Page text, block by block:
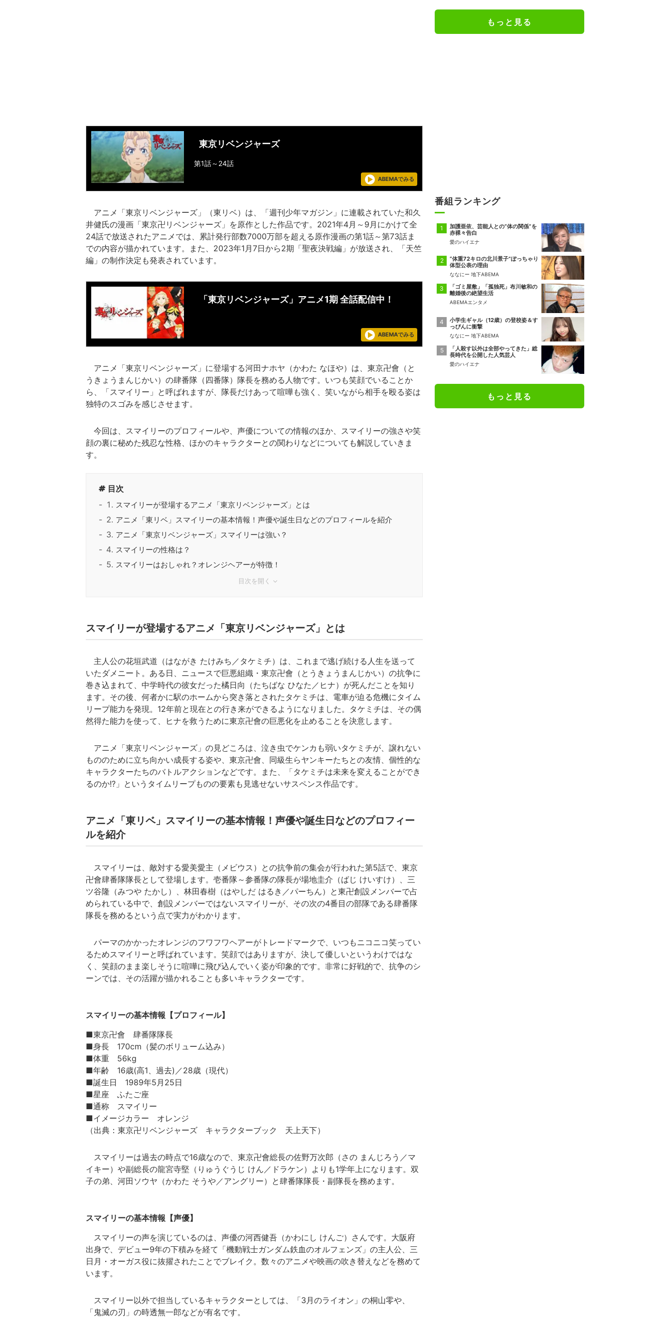
東京リベンジャーズ
第1話～24話
ABEMAでみる
アニメ「東京リベンジャーズ」（東リベ）は、「週刊少年マガジン」に連載されていた和久
井健氏の漫画「東京卍リベンジャーズ」を原作とした作品です。2021年4月～9月にかけて全
24話で放送されたアニメでは、累計発行部数7000万部を超える原作漫画の第1話～第73話ま
での内容が描かれています。また、2023年1月7日から2期「聖夜決戦編」が放送され、「天竺
編」の制作決定も発表されています。
「東京リベンジャーズ」アニメ1期 全話配信中！
ABEMAでみる
アニメ「東京リベンジャーズ」に登場する河田ナホヤ（かわた なほや）は、東京卍會（と
うきょうまんじかい）の肆番隊（四番隊）隊長を務める人物です。いつも笑顔でいることか
ら、「スマイリー」と呼ばれますが、隊長だけあって喧嘩も強く、笑いながら相手を殴る姿は
独特のスゴみを感じさせます。
今回は、スマイリーのプロフィールや、声優についての情報のほか、スマイリーの強さや笑
顔の裏に秘めた残忍な性格、ほかのキャラクターとの関わりなどについても解説していきま
す。
目次
スマイリーが登場するアニメ「東京リベンジャーズ」とは
アニメ「東リベ」スマイリーの基本情報！声優や誕生日などのプロフィールを紹介
アニメ「東京リベンジャーズ」スマイリーは強い？
スマイリーの性格は？
スマイリーはおしゃれ？オレンジヘアーが特徴！
目次を開く
スマイリーが登場するアニメ「東京リベンジャーズ」とは
主人公の花垣武道（はながき たけみち／タケミチ）は、これまで逃げ続ける人生を送って
いたダメニート。ある日、ニュースで巨悪組織・東京卍會（とうきょうまんじかい）の抗争に
巻き込まれて、中学時代の彼女だった橘日向（たちばな ひなた／ヒナ）が死んだことを知り
ます。その後、何者かに駅のホームから突き落とされたタケミチは、電車が迫る危機にタイム
リープ能力を発現。12年前と現在との行き来ができるようになりました。タケミチは、その偶
然得た能力を使って、ヒナを救うために東京卍會の巨悪化を止めることを決意します。
アニメ「東京リベンジャーズ」の見どころは、泣き虫でケンカも弱いタケミチが、譲れない
もののために立ち向かい成長する姿や、東京卍會、同級生らヤンキーたちとの友情、個性的な
キャラクターたちのバトルアクションなどです。また、「タケミチは未来を変えることができ
るのか!?」というタイムリープものの要素も見逃せないサスペンス作品です。
アニメ「東リベ」スマイリーの基本情報！声優や誕生日などのプロフィー
ルを紹介
スマイリーは、敵対する愛美愛主（メビウス）との抗争前の集会が行われた第5話で、東京
卍會肆番隊隊長として登場します。壱番隊～参番隊の隊長が場地圭介（ばじ けいすけ）、三
ツ谷隆（みつや たかし）、林田春樹（はやしだ はるき／パーちん）と東卍創設メンバーで占
められている中で、創設メンバーではないスマイリーが、その次の4番目の部隊である肆番隊
隊長を務めるという点で実力がわかります。
パーマのかかったオレンジのフワフワヘアーがトレードマークで、いつもニコニコ笑ってい
るためスマイリーと呼ばれています。笑顔ではありますが、決して優しいというわけではな
く、笑顔のまま楽しそうに喧嘩に飛び込んでいく姿が印象的です。非常に好戦的で、抗争のシ
ーンでは、その活躍が描かれることも多いキャラクターです。
スマイリーの基本情報【プロフィール】
■東京卍會 肆番隊隊長
■身長 170cm（髪のボリューム込み）
■体重 56kg
■年齢 16歳(高1、過去)／28歳（現代）
■誕生日 1989年5月25日
■星座 ふたご座
■通称 スマイリー
■イメージカラー オレンジ
（出典：東京卍リベンジャーズ キャラクターブック 天上天下）
スマイリーは過去の時点で16歳なので、東京卍會総長の佐野万次郎（さの まんじろう／マ
イキー）や副総長の龍宮寺堅（りゅうぐうじ けん／ドラケン）よりも1学年上になります。双
子の弟、河田ソウヤ（かわた そうや／アングリー）と肆番隊隊長・副隊長を務めます。
スマイリーの基本情報【声優】
スマイリーの声を演じているのは、声優の河西健吾（かわにし けんご）さんです。大阪府
出身で、デビュー9年の下積みを経て「機動戦士ガンダム鉄血のオルフェンズ」の主人公、三
日月・オーガス役に抜擢されたことでブレイク。数々のアニメや映画の吹き替えなどを務めて
います。
スマイリー以外で担当しているキャラクターとしては、「3月のライオン」の桐山零や、
「鬼滅の刃」の時透無一郎などが有名です。
もっと見る
番組ランキング
加護亜依、芸能人との“体の関係”を
赤裸々告白
愛のハイエナ
“体重72キロの北川景子”ぽっちゃり
体型公表の理由
ななにー 地下ABEMA
「ゴミ屋敷」「孤独死」布川敏和の
離婚後の絶望生活
ABEMAエンタメ
小学生ギャル（12歳）の登校姿＆す
っぴんに衝撃
ななにー 地下ABEMA
「人殺す以外は全部やってきた」総
長時代を公開した人気芸人
愛のハイエナ
もっと見る